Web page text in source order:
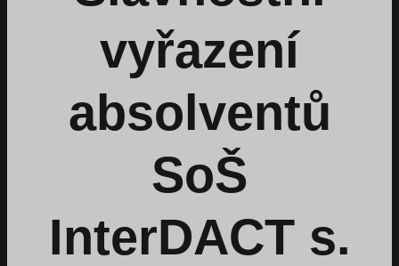
vyřazení
absolventů
SoŠ
InterDACT s.